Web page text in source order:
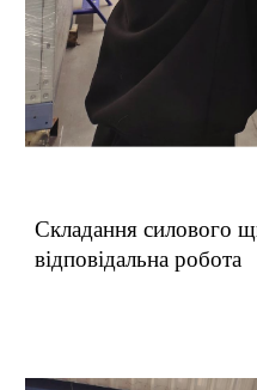
Складання
відповідальна робота